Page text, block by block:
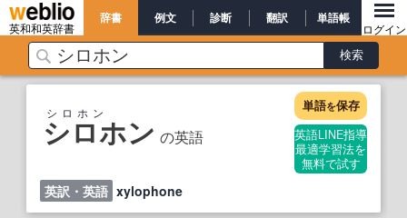
英和和英辞書
辞書 例文 診断 翻訳 単語帳
ログイン
シロホン の英語
シロホン 単語を保存
英語LINE指導
最適学習法を
無料で試す
英訳・英語 xylophone